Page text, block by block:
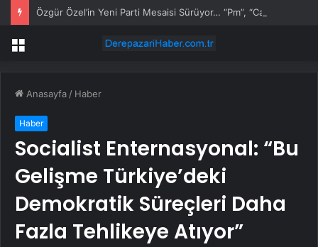
Menü
Anasayfa / Haber
Haber
Socialist Enternasyonal: “Bu
Gelişme Türkiye’deki
Demokratik Süreçleri Daha
Fazla Tehlikeye Atıyor”